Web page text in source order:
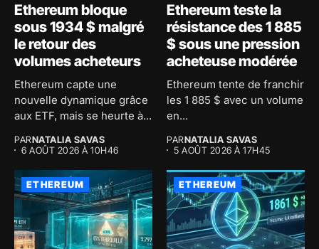
Ethereum bloque
sous 1934 $ malgré
le retour des
volumes acheteurs
Ethereum capte une
nouvelle dynamique grâce
aux ETF, mais se heurte à...
PARNATALIA SAVAS
6 AOÛT 2026 À 10H46
Ethereum teste la
résistance des 1 885
$ sous une pression
acheteuse modérée
Ethereum tente de franchir
les 1 885 $ avec un volume
en...
PARNATALIA SAVAS
5 AOÛT 2026 À 17H45
ETHEREUM ETHEREUM